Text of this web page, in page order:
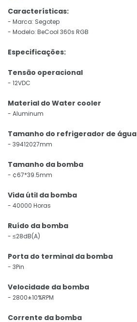
Características:
- Marca: Segotep
- Modelo: BeCool 360s RGB
Especificações:
Tensão operacional
- 12VDC
Material do Water cooler
- Aluminum
Tamanho do refrigerador de água
- 39412027mm
Tamanho da bomba
- ¢67*39.5mm
Vida útil da bomba
- 40000 Horas
Ruído da bomba
- ≤28dB(A)
Porta do terminal da bomba
- 3Pin
Velocidade da bomba
- 2800±10%RPM
Corrente da bomba